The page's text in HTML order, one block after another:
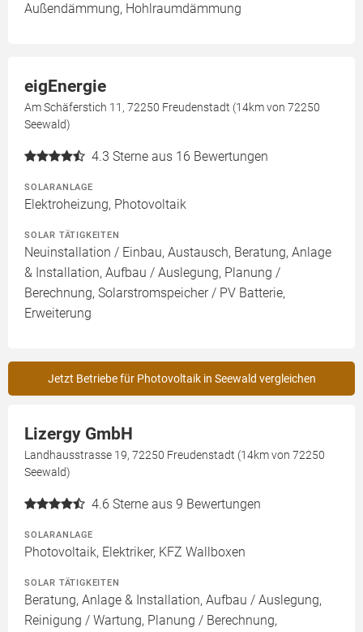
Außendämmung, Hohlraumdämmung
eigEnergie
Am Schäferstich 11, 72250 Freudenstadt (14km von 72250
Seewald)
4.3 Sterne aus 16 Bewertungen
SOLARANLAGE
Elektroheizung, Photovoltaik
SOLAR TÄTIGKEITEN
Neuinstallation / Einbau, Austausch, Beratung, Anlage
& Installation, Aufbau / Auslegung, Planung /
Berechnung, Solarstromspeicher / PV Batterie,
Erweiterung
Jetzt Betriebe für Photovoltaik in Seewald vergleichen
Lizergy GmbH
Landhausstrasse 19, 72250 Freudenstadt (14km von 72250
Seewald)
4.6 Sterne aus 9 Bewertungen
SOLARANLAGE
Photovoltaik, Elektriker, KFZ Wallboxen
SOLAR TÄTIGKEITEN
Beratung, Anlage & Installation, Aufbau / Auslegung,
Reinigung / Wartung, Planung / Berechnung,